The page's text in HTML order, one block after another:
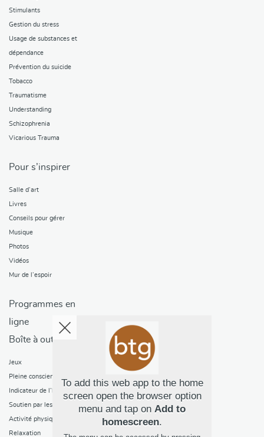
Stimulants
Gestion du stress
Usage de substances et
dépendance
Prévention du suicide
Tobacco
Traumatisme
Understanding
Schizophrenia
Vicarious Trauma
Pour s’inspirer
Salle d’art
Livres
Conseils pour gérer
Musique
Photos
Vidéos
Mur de l’espoir
Programmes en
ligne
Boîte à outils
Jeux
Pleine conscience
Indicateur de l’humeur
Soutien par les pairs
Activité physique
Relaxation
To add this web app to the home
screen open the browser option
menu and tap on Add to
homescreen.